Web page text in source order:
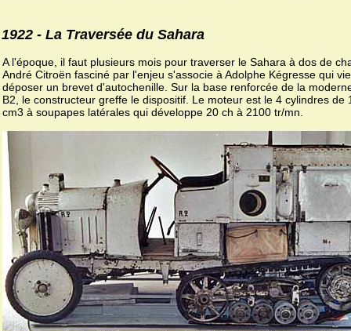
1922 - La Traversée du Sahara
A l'époque, il faut plusieurs mois pour traverser le Sahara à dos de
André Citroën fasciné par l'enjeu s'associe à Adolphe Kégresse qui
déposer un brevet d'autochenille. Sur la base renforcée de la
B2, le constructeur greffe le dispositif. Le moteur est le 4 cylindres de
cm3 à soupapes latérales qui développe 20 ch à 2100 tr/mn.